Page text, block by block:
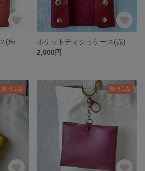
ポケットティシュケース(赤)
2,000円
残り1点 残り1点